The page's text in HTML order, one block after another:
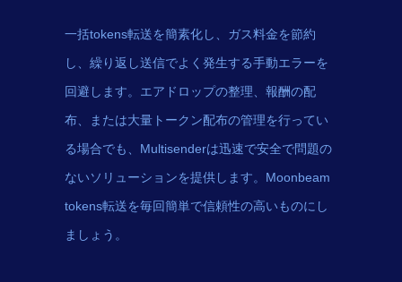
一括tokens転送を簡素化し、ガス料金を節約
し、繰り返し送信でよく発生する手動エラーを
回避します。エアドロップの整理、報酬の配
布、または大量トークン配布の管理を行ってい
る場合でも、Multisenderは迅速で安全で問題の
ないソリューションを提供します。Moonbeam
tokens転送を毎回簡単で信頼性の高いものにし
ましょう。